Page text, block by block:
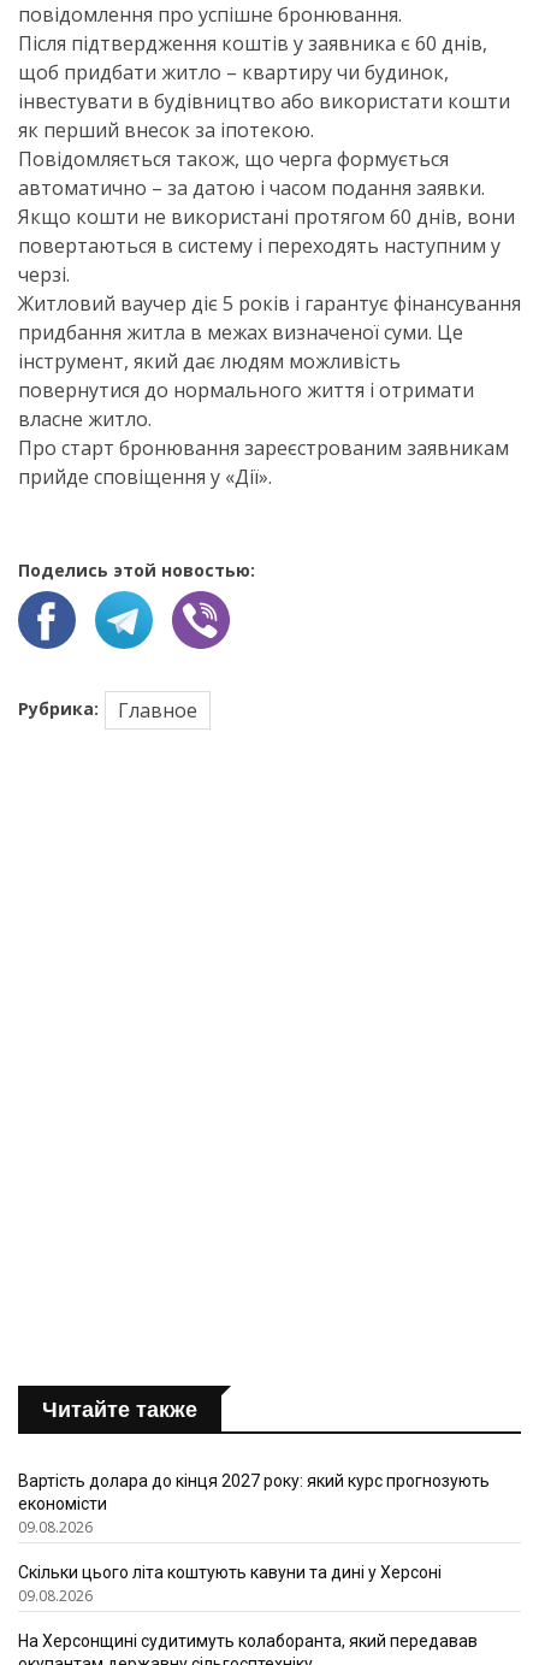
повідомлення про успішне бронювання.
Після підтвердження коштів у заявника є 60 днів,
щоб придбати житло – квартиру чи будинок,
інвестувати в будівництво або використати кошти
як перший внесок за іпотекою.
Повідомляється також, що черга формується
автоматично – за датою і часом подання заявки.
Якщо кошти не використані протягом 60 днів, вони
повертаються в систему і переходять наступним у
черзі.
Житловий ваучер діє 5 років і гарантує фінансування
придбання житла в межах визначеної суми. Це
інструмент, який дає людям можливість
повернутися до нормального життя і отримати
власне житло.
Про старт бронювання зареєстрованим заявникам
прийде сповіщення у «Дії».
Поделись этой новостью:
Рубрика: Главное
Читайте также
Вартість долара до кінця 2027 року: який курс прогнозують
економісти
09.08.2026
Скільки цього літа коштують кавуни та дині у Херсоні
09.08.2026
На Херсонщині судитимуть колаборанта, який передавав